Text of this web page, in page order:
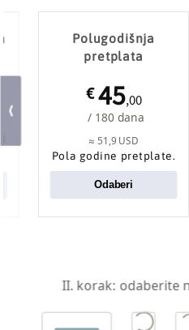
Polugodišnja
pretplata
€45,00
/ 180 dana
≈ 51,9 USD
Pola godine pretplate.
Odaberi
II. korak: odaberite
Ukrajina udara na
li zaista odvojiti Krim od
Točka neoborivosti i
trajati